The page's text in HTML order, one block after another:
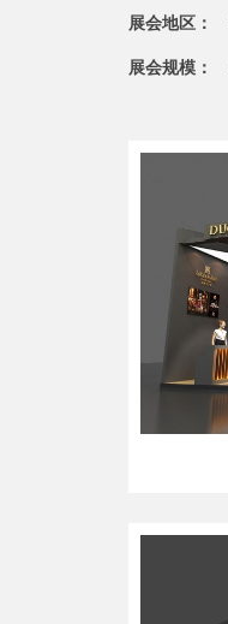
展会地区：
展会规模：